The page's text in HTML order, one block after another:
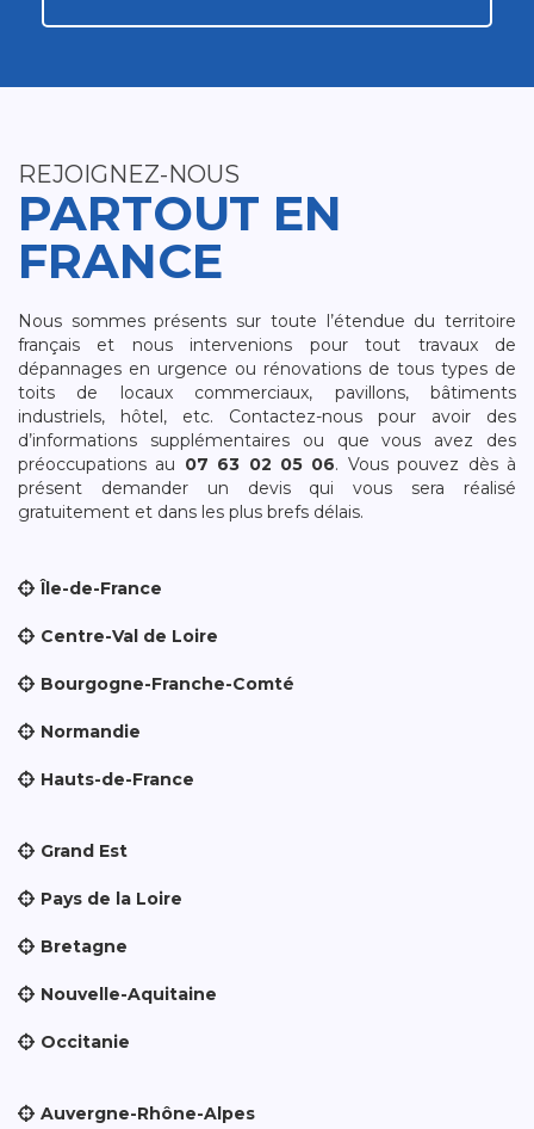
REJOIGNEZ-NOUS
PARTOUT EN
FRANCE
Nous sommes présents sur toute l’étendue du territoire
français et nous intervenions pour tout travaux de
dépannages en urgence ou rénovations de tous types de
toits de locaux commerciaux, pavillons, bâtiments
industriels, hôtel, etc. Contactez-nous pour avoir des
d’informations supplémentaires ou que vous avez des
préoccupations au 07 63 02 05 06. Vous pouvez dès à
présent demander un devis qui vous sera réalisé
gratuitement et dans les plus brefs délais.
Île-de-France
Centre-Val de Loire
Bourgogne-Franche-Comté
Normandie
Hauts-de-France
Grand Est
Pays de la Loire
Bretagne
Nouvelle-Aquitaine
Occitanie
Auvergne-Rhône-Alpes